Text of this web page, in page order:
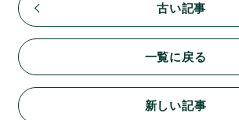
古い記事
一覧に戻る
新しい記事